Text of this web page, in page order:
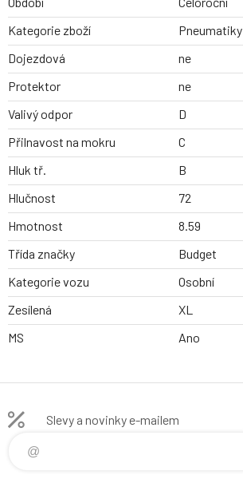
Kategorie zboží
Pneumatiky
Dojezdová
ne
Protektor
ne
Valivý odpor
D
Přilnavost na mokru
C
Hluk tř.
B
Hlučnost
72
Hmotnost
8.59
Třída značky
Budget
Kategorie vozu
Osobní
Zesílená
XL
MS
Ano
Slevy a novinky e-mailem